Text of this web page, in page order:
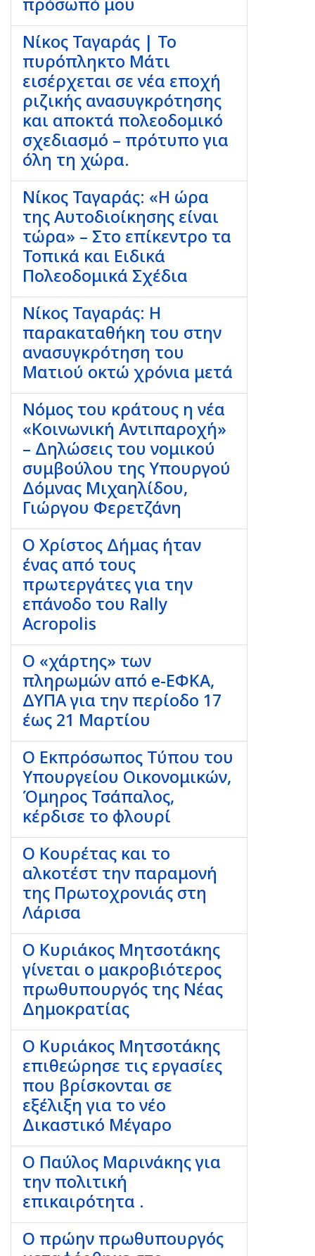
Νίκος Ταγαράς | Το
πυρόπληκτο Μάτι
εισέρχεται σε νέα εποχή
ριζικής ανασυγκρότησης
και αποκτά πολεοδομικό
σχεδιασμό – πρότυπο για
όλη τη χώρα.
Νίκος Ταγαράς: «Η ώρα
της Αυτοδιοίκησης είναι
τώρα» – Στο επίκεντρο τα
Τοπικά και Ειδικά
Πολεοδομικά Σχέδια
Νίκος Ταγαράς: Η
παρακαταθήκη του στην
ανασυγκρότηση του
Ματιού οκτώ χρόνια μετά
Νόμος του κράτους η νέα
«Κοινωνική Αντιπαροχή»
– Δηλώσεις του νομικού
συμβούλου της Υπουργού
Δόμνας Μιχαηλίδου,
Γιώργου Φερετζάνη
Ο Χρίστος Δήμας ήταν
ένας από τους
πρωτεργάτες για την
επάνοδο του Rally
Acropolis
Ο «χάρτης» των
πληρωμών από e-ΕΦΚΑ,
ΔΥΠΑ για την περίοδο 17
έως 21 Μαρτίου
Ο Εκπρόσωπος Τύπου του
Υπουργείου Οικονομικών,
Όμηρος Τσάπαλος,
κέρδισε το φλουρί
Ο Κουρέτας και το
αλκοτέστ την παραμονή
της Πρωτοχρονιάς στη
Λάρισα
Ο Κυριάκος Μητσοτάκης
γίνεται ο μακροβιότερος
πρωθυπουργός της Νέας
Δημοκρατίας
Ο Κυριάκος Μητσοτάκης
επιθεώρησε τις εργασίες
που βρίσκονται σε
εξέλιξη για το νέο
Δικαστικό Μέγαρο
Ο Παύλος Μαρινάκης για
την πολιτική
επικαιρότητα .
Ο πρώην πρωθυπουργός